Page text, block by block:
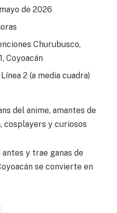
de 2026
Churubusco,
Coyoacán
2 (a media cuadra)
del anime, amantes de
cosplayers y curiosos
y trae ganas de
se convierte en